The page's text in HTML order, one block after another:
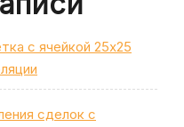
с ячейкой 25х25
сделок с